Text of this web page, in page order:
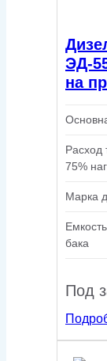
ЭД-
на
Расход
75%
Марка
бака
Под